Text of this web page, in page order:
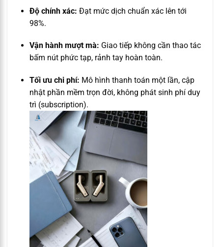
Độ chính xác: Đạt mức dịch chuẩn xác lên tới
98%.
Vận hành mượt mà: Giao tiếp không cần thao tác
bấm nút phức tạp, rảnh tay hoàn toàn.
Tối ưu chi phí: Mô hình thanh toán một lần, cập
nhật phần mềm trọn đời, không phát sinh phí duy
trì (subscription).